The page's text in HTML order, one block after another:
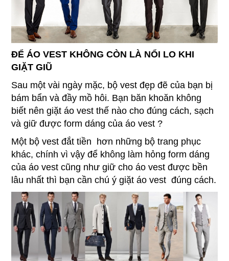
HẤP ÁO DÀI
HẤP TÚI XÁCH
REPAINT ĐẾ GIÀY
ỦI ĐỒ CAO CẤP
ĐỂ ÁO VEST KHÔNG CÒN LÀ NỔI LO KHI
GIẶT GIŨ
Sau một vài ngày mặc, bộ vest đẹp đẽ của bạn bị
bám bẩn và đầy mồ hôi. Bạn băn khoăn không
biết nên giặt áo vest thế nào cho đúng cách, sạch
và giữ được form dáng của áo vest ?
Một bộ vest đắt tiền hơn những bộ trang phục
khác, chính vì vậy để không làm hỏng form dáng
của áo vest cũng như giữ cho áo vest được bền
lâu nhất thì bạn cần chú ý giặt áo vest đúng cách.